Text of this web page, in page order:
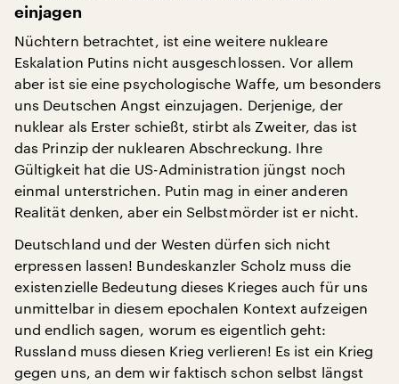
einjagen
Nüchtern betrachtet, ist eine weitere nukleare
Eskalation Putins nicht ausgeschlossen. Vor allem
aber ist sie eine psychologische Waffe, um besonders
uns Deutschen Angst einzujagen. Derjenige, der
nuklear als Erster schießt, stirbt als Zweiter, das ist
das Prinzip der nuklearen Abschreckung. Ihre
Gültigkeit hat die US-Administration jüngst noch
einmal unterstrichen. Putin mag in einer anderen
Realität denken, aber ein Selbstmörder ist er nicht.
Deutschland und der Westen dürfen sich nicht
erpressen lassen! Bundeskanzler Scholz muss die
existenzielle Bedeutung dieses Krieges auch für uns
unmittelbar in diesem epochalen Kontext aufzeigen
und endlich sagen, worum es eigentlich geht:
Russland muss diesen Krieg verlieren! Es ist ein Krieg
gegen uns, an dem wir faktisch schon selbst längst